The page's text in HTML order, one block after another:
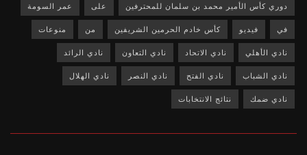
دوري كأس الأمير محمد بن سلمان للمحترفين على عمر السومة
في فيديو كأس خادم الحرمين الشريفين من منوعات
نادي الأهلي نادي الاتحاد نادي التعاون نادي الرائد
نادي الشباب نادي الفتح نادي النصر نادي الهلال
نادي ضمك نتائج الانتخابات